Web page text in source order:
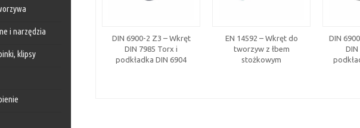
DIN 6900-2 Z3 – Wkręt
DIN 7985 Torx i
podkładka DIN 6904
EN 14592 – Wkręt do
tworzyw z łbem
stożkowym
DIN
DIN
i narzędzia
klipsy